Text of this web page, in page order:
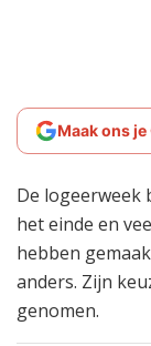
Maak ons
De logeerweek
het einde en
hebben
anders. Zijn
genomen.